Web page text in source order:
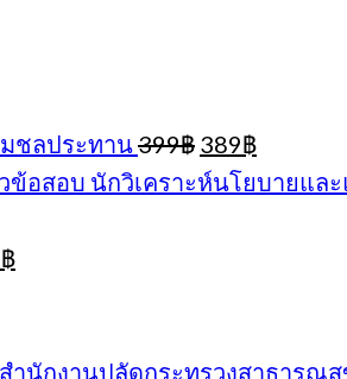
ชลประทาน399฿ Original
price
was:
389฿Current
is:
ข้อสอบ นักวิเคราะห์นโยบายแล
฿Current
นักงานปลัดกระทรวงสาธารณสุ